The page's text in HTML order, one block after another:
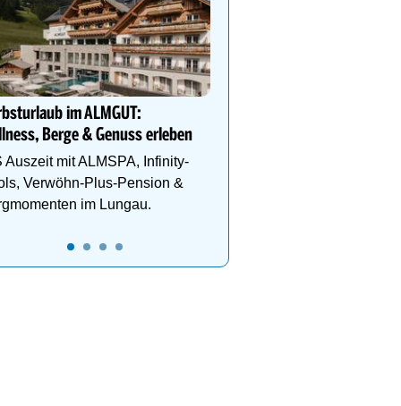
im ALMGUT:
Berge & Genuss erleben
Auszeit mit ALMSPA, Infinity-
Verwöhn-Plus-Pension &
im Lungau.